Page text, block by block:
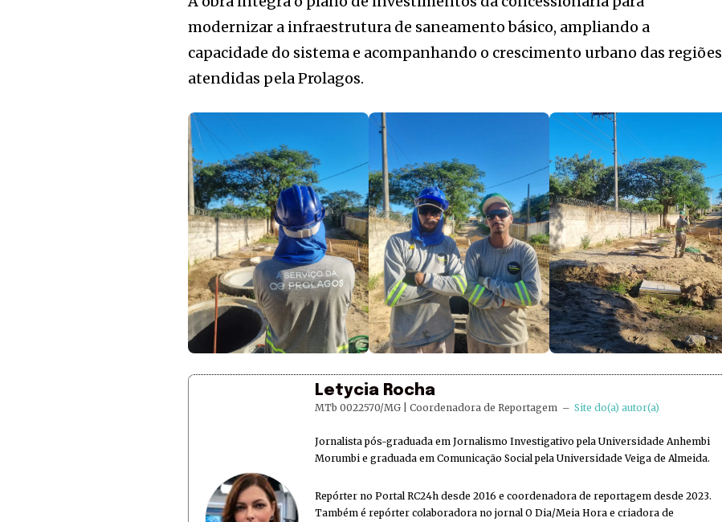
modernizar a infraestrutura de saneamento básico, ampliando a
capacidade do sistema e acompanhando o crescimento urbano das regiões
atendidas pela Prolagos.
Letycia Rocha
MTb 0022570/MG | Coordenadora de Reportagem – Site do(a) autor(a)
Jornalista pós-graduada em Jornalismo Investigativo pela Universidade Anhembi
Morumbi e graduada em Comunicação Social pela Universidade Veiga de Almeida.
Repórter no Portal RC24h desde 2016 e coordenadora de reportagem desde 2023.
Também é repórter colaboradora no jornal O Dia/Meia Hora e criadora de